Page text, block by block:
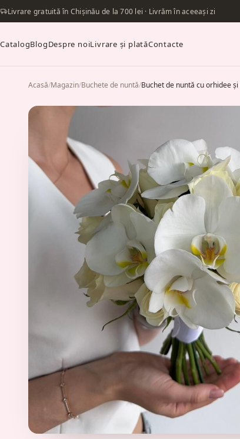
Livrare gratuită în Chișinău de la 700 lei · Livrăm în aceeași zi
CatalogBlogDespre noiLivrare și platăContacte
Acasă/Magazin/Buchete de nuntă/Buchet de nuntă cu orhidee